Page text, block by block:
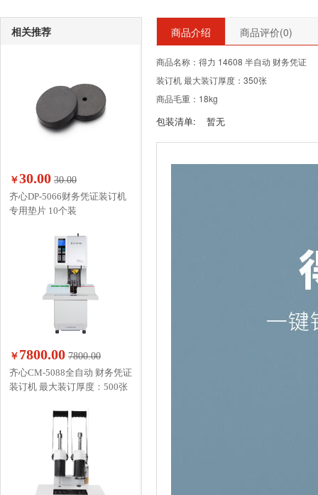
相关推荐
￥30.00 30.00
齐心DP-5066财务凭证装订机
专用垫片 10个装
￥ 7800.00 7800.00
齐心CM-5088全自动 财务凭证
装订机 最大装订厚度：500张
商品介绍 商品评价(0)
商品名称：得力 14608 半自动 财务凭证
装订机 最大装订厚度：350张
商品毛重：18kg
包装清单: 暂无